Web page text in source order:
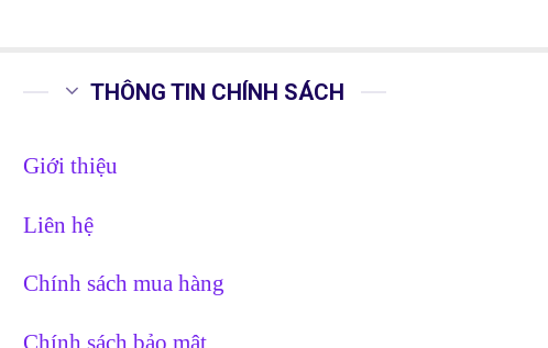
THÔNG TIN CHÍNH SÁCH
Giới thiệu
Liên hệ
Chính sách mua hàng
Chính sách bảo mật